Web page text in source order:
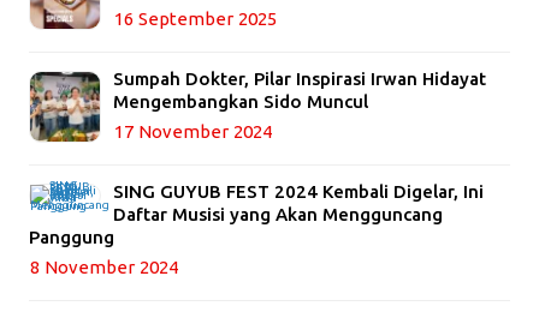
16 September 2025
Sumpah Dokter, Pilar Inspirasi Irwan Hidayat
Mengembangkan Sido Muncul
17 November 2024
SING GUYUB FEST 2024 Kembali Digelar, Ini
Daftar Musisi yang Akan Mengguncang
Panggung
8 November 2024